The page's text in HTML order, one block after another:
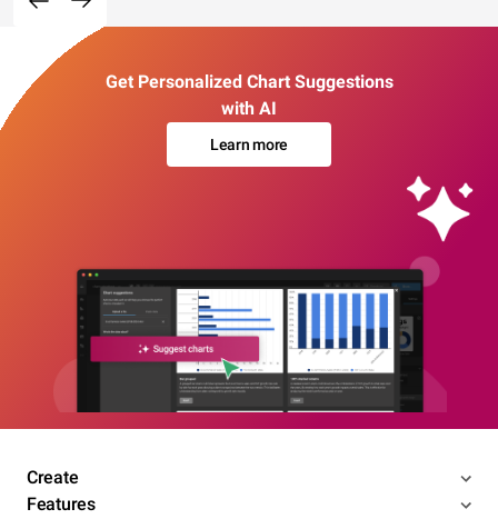
Get Personalized Chart Suggestions
with AI
Learn more
Create
Features